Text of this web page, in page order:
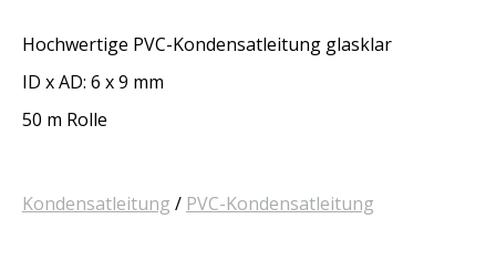
Hochwertige PVC-Kondensatleitung glasklar
ID x AD: 6 x 9 mm
50 m Rolle
Kondensatleitung / PVC-Kondensatleitung